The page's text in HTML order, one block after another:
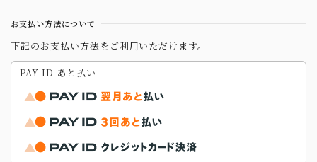
お支払い方法について
下記のお支払い方法をご利用いただけます。
PAY ID あと払い